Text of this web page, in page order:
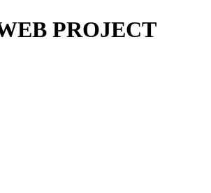
PROJECT